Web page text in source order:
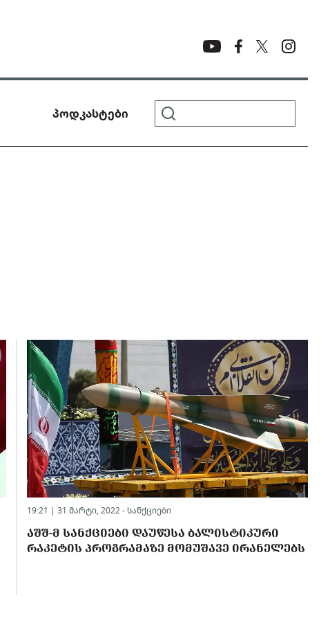
პოდკასტები
19:21 | 31 მარტი, 2022 - სანქციები
ᲐᲨᲨ-Მ ᲡᲐᲜᲥᲪᲘᲔᲑᲘ ᲓᲐᲣᲬᲔᲡᲐ ᲑᲐᲚᲘᲡᲢᲘᲙᲣᲠᲘ
ᲠᲐᲙᲔᲢᲘᲡ ᲞᲠᲝᲒᲠᲐᲛᲐᲖᲔ ᲛᲝᲛᲣᲨᲐᲕᲔ ᲘᲠᲐᲜᲔᲚᲔᲑᲡ